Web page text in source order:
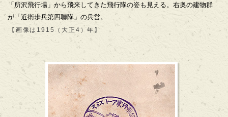
「所沢飛行場」から飛来してきた飛行隊の姿も見える。右奥の建物群
が「近衛歩兵第四聯隊」の兵営。
【画像は1915（大正4）年】